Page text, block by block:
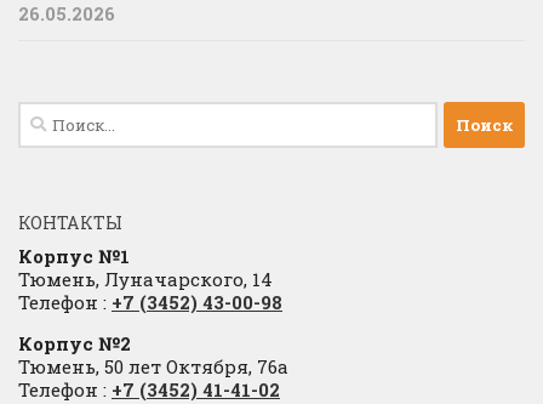
26.05.2026
Найти:
КОНТАКТЫ
Корпус №1
Тюмень, Луначарского, 14
Телефон : +7 (3452) 43-00-98
Корпус №2
Тюмень, 50 лет Октября, 76а
Телефон : +7 (3452) 41-41-02